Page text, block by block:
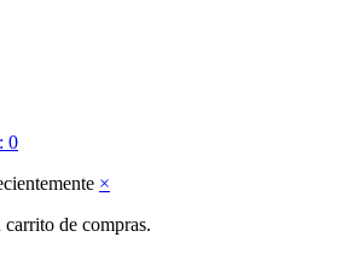
0
×
de compras.